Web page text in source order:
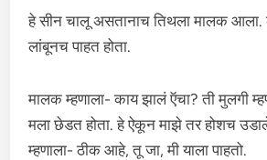
हे सीन चालू असतानाच तिथला मालक आला.
लांबूनच पाहत होता.
मालक म्हणाला- काय झालं ऍचा? ती मुलगी
मला छेडत होता. हे ऐकून माझे तर होशच
म्हणाला- ठीक आहे, तू जा, मी याला पाहतो.